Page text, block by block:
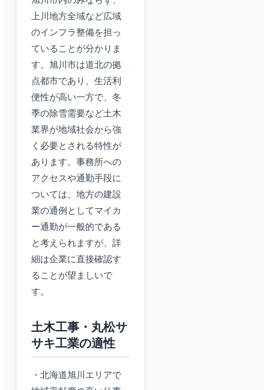
上川地方全域など広域
のインフラ整備を担っ
ていることが分かりま
す。旭川市は道北の拠
点都市であり、生活利
便性が高い一方で、冬
季の除雪需要など土木
業界が地域社会から強
く必要とされる特性が
あります。事務所への
アクセスや通勤手段に
ついては、地方の建設
業の通例としてマイカ
ー通勤が一般的である
と考えられますが、詳
細は企業に直接確認す
ることが望ましいで
す。
土木工事・丸松サ
サキ工業の適性
・北海道旭川エリアで